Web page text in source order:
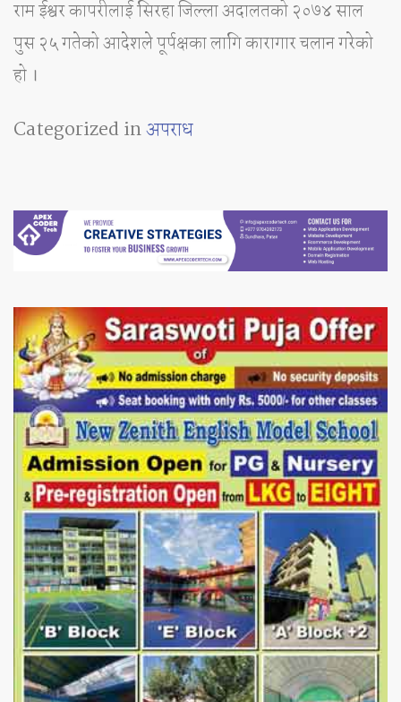
राम ईश्वर कापरीलाई सिरहा जिल्ला अदालतको २०७४ साल
पुस २५ गतेको आदेशले पूर्पक्षका लागि कारागार चलान गरेको
हो ।
Categorized inअपराध